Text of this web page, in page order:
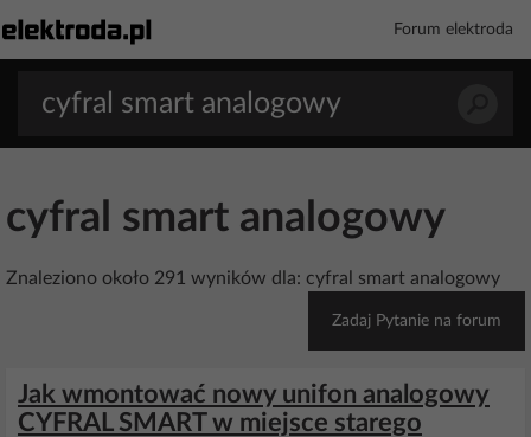
Forum elektroda
cyfral smart analogowy
Znaleziono około 291 wyników dla: cyfral smart analogowy
Zadaj Pytanie na forum
Jak wmontować nowy unifon analogowy
CYFRAL SMART w miejsce starego